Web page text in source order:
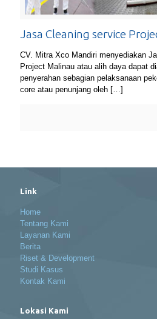
Jasa Cleaning service
CV. Mitra Xco Mandiri menyediakan
Project Malinau atau alih daya dapat
penyerahan sebagian pelaksanaan
core atau penunjang oleh […]
Link
Home
Tentang Kami
Layanan Kami
Berita
Riset & Development
Studi Kasus
Kontak Kami
Lokasi Kami